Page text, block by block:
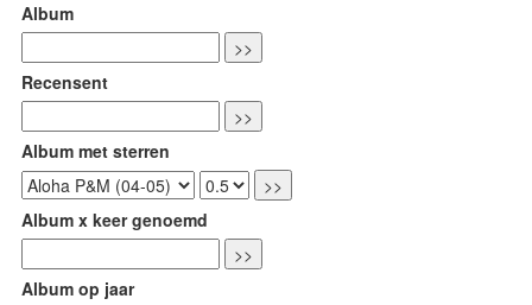
Album
Recensent
Album met sterren
Album x keer genoemd
Album op jaar